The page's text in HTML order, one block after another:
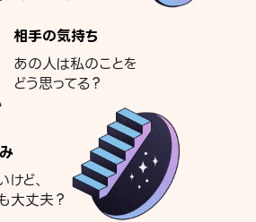
相手の気持ち
あの人は私のことを
どう思ってる？
ど、
大丈夫？